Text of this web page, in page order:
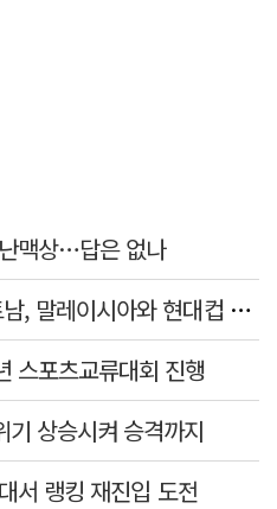
맥상…답은 없나
김상식 감독 지휘하는 베트남, 말레이시아와 현대컵 4강 격돌
스포츠교류대회 진행
상승시켜 승격까지
서 랭킹 재진입 도전